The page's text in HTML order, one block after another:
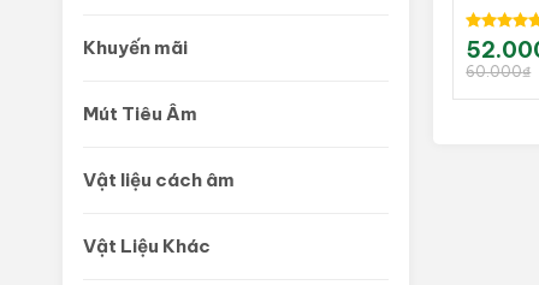
Khuyến mãi
Mút Tiêu Âm
Vật liệu cách âm
Vật Liệu Khác
Được xếp
hạng5.00
5 sao
60.000₫
Giá
gốc
là:
Giá
hiện
tại
52.000₫.